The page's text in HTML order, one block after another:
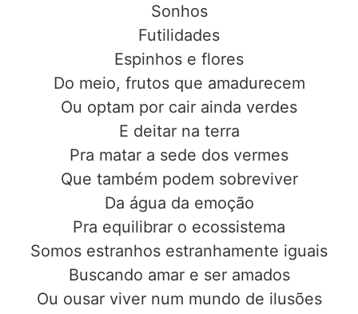
Sonhos
Futilidades
Espinhos e flores
Do meio, frutos que amadurecem
Ou optam por cair ainda verdes
E deitar na terra
Pra matar a sede dos vermes
Que também podem sobreviver
Da água da emoção
Pra equilibrar o ecossistema
Somos estranhos estranhamente iguais
Buscando amar e ser amados
Ou ousar viver num mundo de ilusões